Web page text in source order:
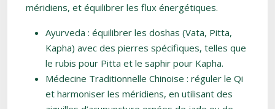
méridiens, et équilibrer les flux énergétiques.
Ayurveda : équilibrer les doshas (Vata, Pitta,
Kapha) avec des pierres spécifiques, telles que
le rubis pour Pitta et le saphir pour Kapha.
Médecine Traditionnelle Chinoise : réguler le Qi
et harmoniser les méridiens, en utilisant des